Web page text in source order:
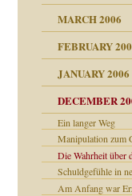
MARCH 2006
FEBRUARY
JANUARY 2006
DECEMBER
Ein langer Weg
Manipulation zum
Die Wahrheit über
Schuldgefühle in
Am Anfang war